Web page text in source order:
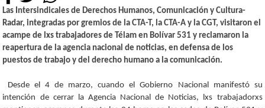
Las Intersindicales de Derechos Humanos, Comunicación y Cultura-
Radar, integradas por gremios de la CTA-T, la CTA-A y la CGT, visitaron el
acampe de lxs trabajadores de Télam en Bolívar 531 y reclamaron la
reapertura de la agencia nacional de noticias, en defensa de los
puestos de trabajo y del derecho humano a la comunicación.
Desde el 4 de marzo, cuando el Gobierno Nacional manifestó su
intención de cerrar la Agencia Nacional de Noticias, lxs trabajadorxs